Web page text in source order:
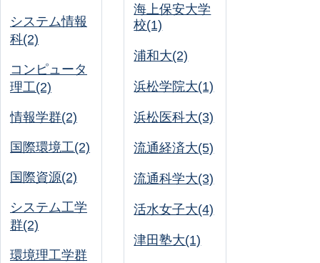
システム情報
科(2)
コンピュータ
理工(2)
情報学群(2)
国際環境工(2)
国際資源(2)
システム工学
群(2)
環境理工学群
海上保安大学
校(1)
浦和大(2)
浜松学院大(1)
浜松医科大(3)
流通経済大(5)
流通科学大(3)
活水女子大(4)
津田塾大(1)